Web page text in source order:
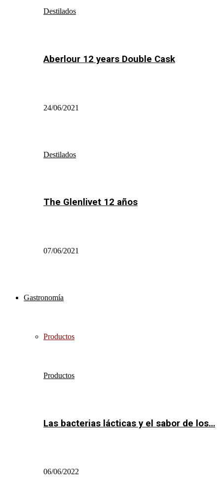
Destilados
Aberlour 12 years Double Cask
24/06/2021
Destilados
The Glenlivet 12 años
07/06/2021
Gastronomía
Productos
Productos
Las bacterias lácticas y el sabor de los…
06/06/2022